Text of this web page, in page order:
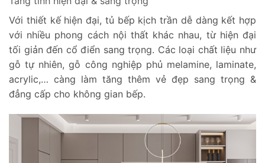
Với thiết kế hiện đại, tủ bếp kịch trần dễ dàng kết hợp
với nhiều phong cách nội thất khác nhau, từ hiện đại
tối giản đến cổ điển sang trọng. Các loại chất liệu như
gỗ tự nhiên, gỗ công nghiệp phủ melamine, laminate,
acrylic,… càng làm tăng thêm vẻ đẹp sang trọng &
đẳng cấp cho không gian bếp.